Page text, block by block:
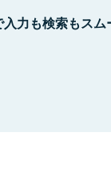
力も検索もスム